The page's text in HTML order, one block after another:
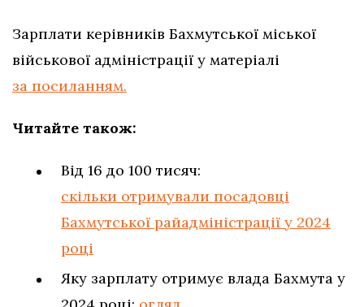
Зарплати керівників Бахмутської міської
військової адміністрації у матеріалі
за посиланням.
Читайте також:
Від 16 до 100 тисяч:
скільки отримували посадовці
Бахмутської райадміністрації у 2024
році
Яку зарплату отримує влада Бахмута у